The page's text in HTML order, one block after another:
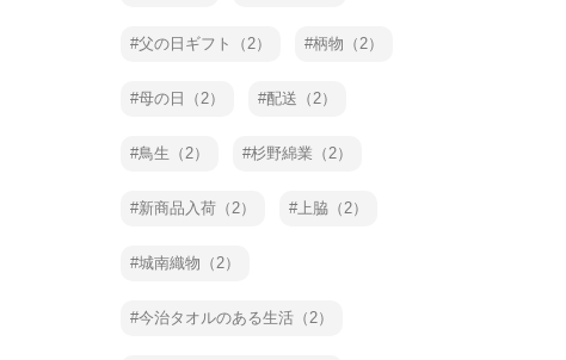
父の日ギフト（2） 柄物（2）
母の日（2） 配送（2）
鳥生（2） 杉野綿業（2）
新商品入荷（2） 上脇（2）
城南織物（2）
今治タオルのある生活（2）